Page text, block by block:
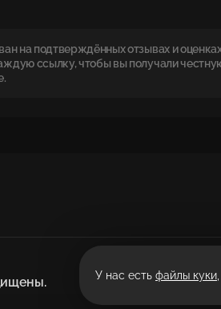
на подтверждённых отзывах и
ссылку, чтобы вы получали
У нас есть файлы куки